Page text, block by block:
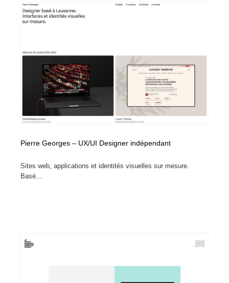
Pierre Georges – UX/UI Designer indépendant
Sites web, applications et identités visuelles sur mesure.
Basé...